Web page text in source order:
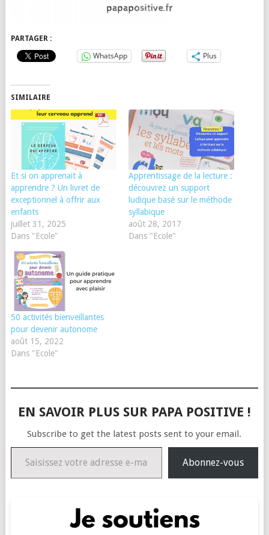
PARTAGER :
WhatsApp Plus
SIMILAIRE
Et si on apprenait à
apprendre ? Un livret de
exceptionnel à offrir aux
enfants
juillet 31, 2025
Dans "Ecole"
Apprentissage de la lecture :
découvrez un support
ludique basé sur le méthode
syllabique
août 28, 2017
Dans "Ecole"
50 activités bienveillantes
pour devenir autonome
août 15, 2022
Dans "Ecole"
EN SAVOIR PLUS SUR PAPA POSITIVE !
Subscribe to get the latest posts sent to your email.
Saisissez votre adresse e-mail…
Abonnez-vous